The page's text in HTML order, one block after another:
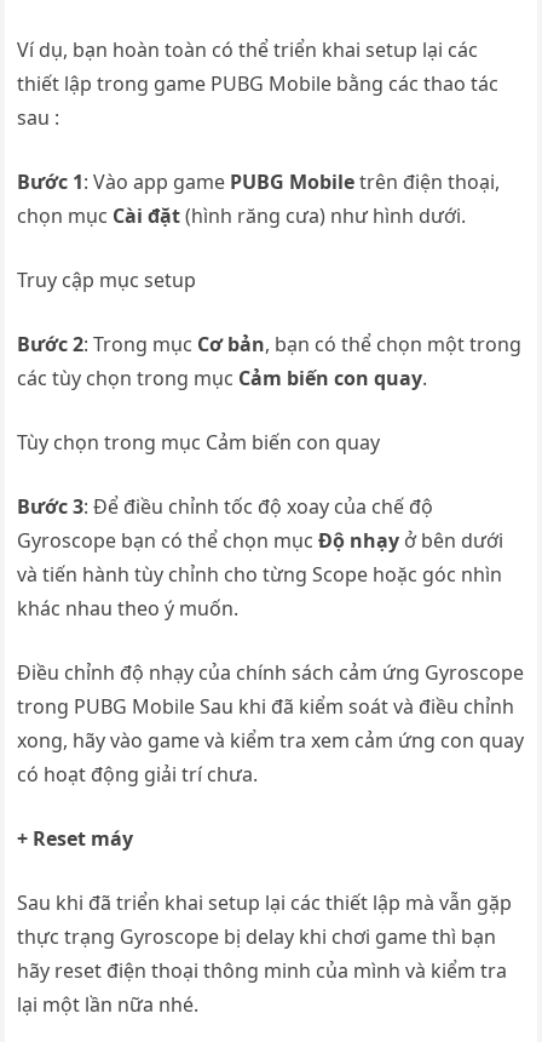
Ví dụ, bạn hoàn toàn có thể triển khai setup lại các
thiết lập trong game PUBG Mobile bằng các thao tác
sau :
Bước 1: Vào app game PUBG Mobiletrên điện thoại,
chọn mục Cài đặt(hình răng cưa) như hình dưới.
Truy cập mục setup
Bước 2: Trong mục Cơ bản, bạn có thể chọn một trong
các tùy chọn trong mục Cảm biến con quay.
Tùy chọn trong mục Cảm biến con quay
Bước 3: Để điều chỉnh tốc độ xoay của chế độ
Gyroscope bạn có thể chọn mụcĐộ nhạy ở bên dưới
và tiến hành tùy chỉnh cho từng Scope hoặc góc nhìn
khác nhau theo ý muốn.
Điều chỉnh độ nhạy của chính sách cảm ứng Gyroscope
trong PUBG Mobile Sau khi đã kiểm soát và điều chỉnh
xong, hãy vào game và kiểm tra xem cảm ứng con quay
có hoạt động giải trí chưa.
+ Reset máy
Sau khi đã triển khai setup lại các thiết lập mà vẫn gặp
thực trạng Gyroscope bị delay khi chơi game thì bạn
hãy reset điện thoại thông minh của mình và kiểm tra
lại một lần nữa nhé.